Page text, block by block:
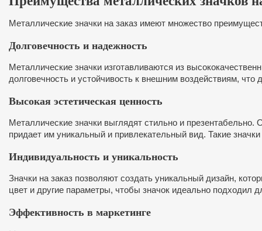
Металлические значки на заказ имеют множество
Долговечность и надежность
Металлические значки изготавливаются из
долговечность и устойчивость к внешним воздействиям,
Высокая эстетическая ценность
Металлические значки выглядят стильно и
придает им уникальный и привлекательный вид. Такие
Индивидуальность и уникальность
Значки на заказ позволяют создать уникальный дизайн,
цвет и другие параметры, чтобы значок идеально подходил
Эффективность в маркетинге